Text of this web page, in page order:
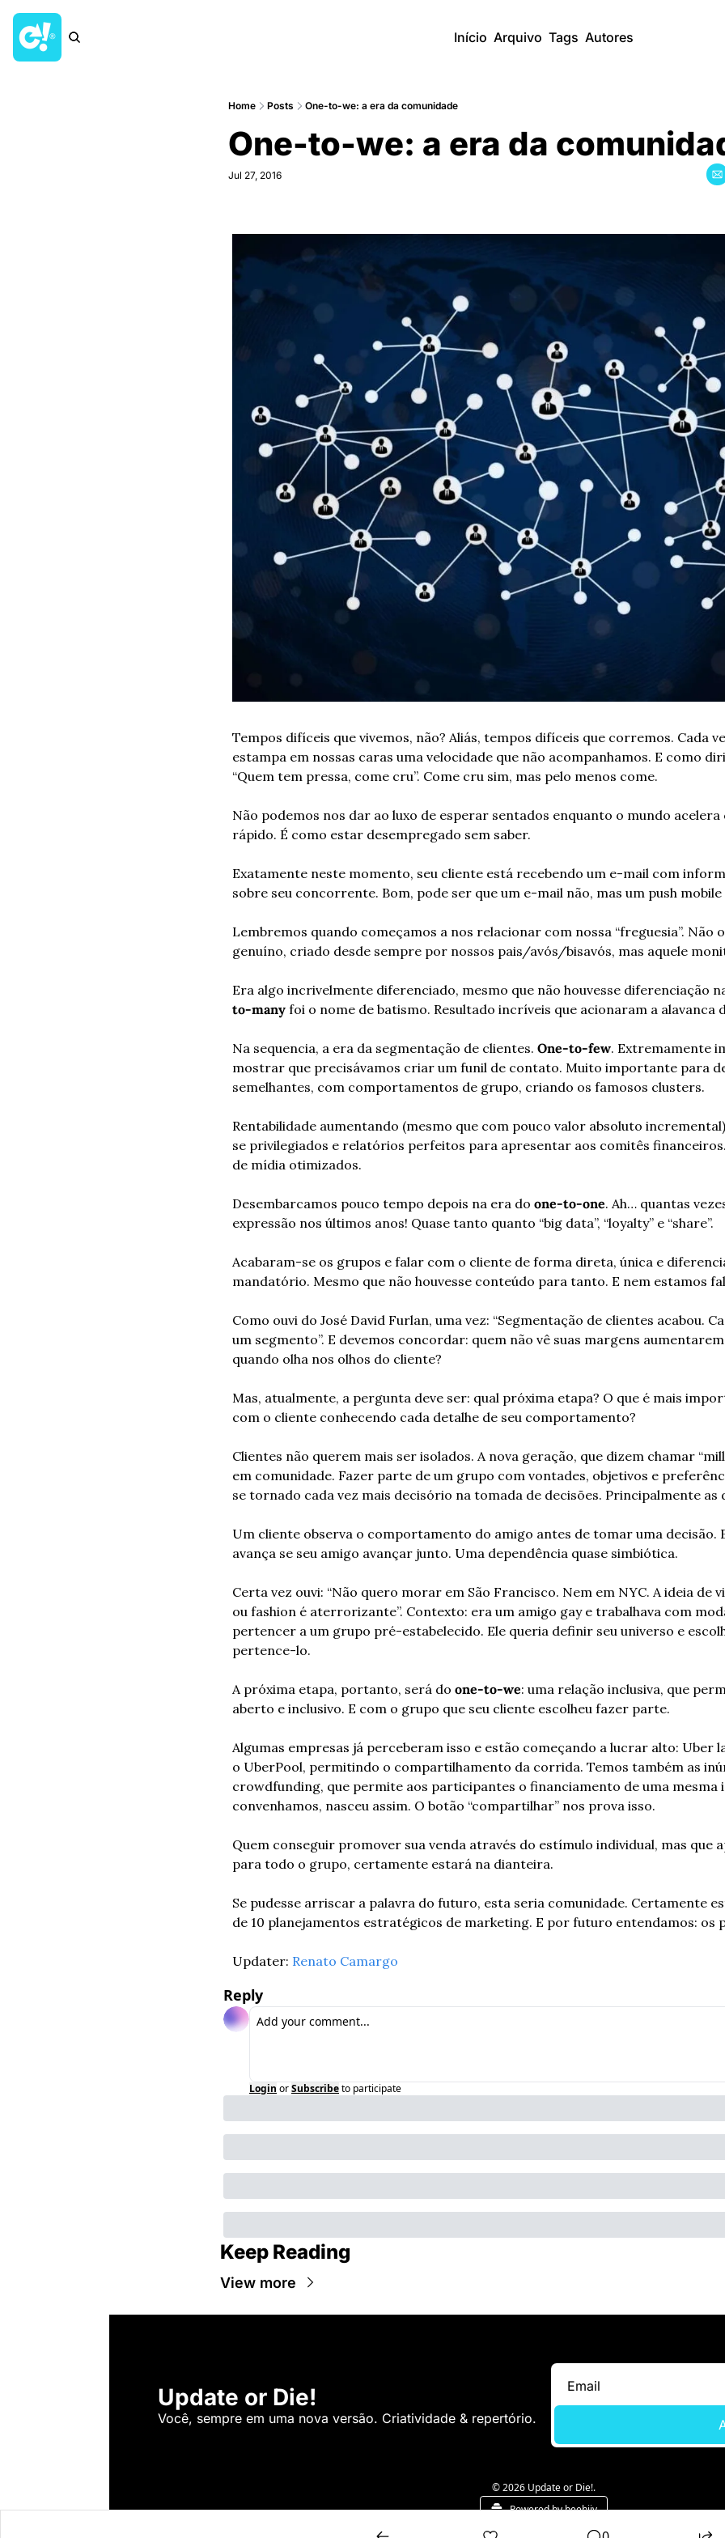
Início Arquivo Tags Autores
Home Posts One-to-we: a era da comunidade
One-to-we: a era da
Jul 27, 2016
Tempos difíceis que vivemos, não? Aliás, tempos difíceis que corremos. Cada
estampa em nossas caras uma velocidade que não acompanhamos. E como
“Quem tem pressa, come cru”. Come cru sim, mas pelo menos come.
Não podemos nos dar ao luxo de esperar sentados enquanto o mundo acelera
rápido. É como estar desempregado sem saber.
Exatamente neste momento, seu cliente está recebendo um e-mail com
sobre seu concorrente. Bom, pode ser que um e-mail não, mas um push
Lembremos quando começamos a nos relacionar com nossa “freguesia”. Não
genuíno, criado desde sempre por nossos pais/avós/bisavós, mas aquele
Era algo incrivelmente diferenciado, mesmo que não houvesse diferenciação
to-many foi o nome de batismo. Resultado incríveis que acionaram a alavanca
Na sequencia, a era da segmentação de clientes. One-to-few. Extremamente
mostrar que precisávamos criar um funil de contato. Muito importante para
semelhantes, com comportamentos de grupo, criando os famosos clusters.
Rentabilidade aumentando (mesmo que com pouco valor absoluto
se privilegiados e relatórios perfeitos para apresentar aos comitês
de mídia otimizados.
Desembarcamos pouco tempo depois na era do one-to-one. Ah… quantas
expressão nos últimos anos! Quase tanto quanto “big data”, “loyalty” e “share”.
Acabaram-se os grupos e falar com o cliente de forma direta, única e
mandatório. Mesmo que não houvesse conteúdo para tanto. E nem estamos
Como ouvi do José David Furlan, uma vez: “Segmentação de clientes acabou.
um segmento”. E devemos concordar: quem não vê suas margens
quando olha nos olhos do cliente?
Mas, atualmente, a pergunta deve ser: qual próxima etapa? O que é mais
com o cliente conhecendo cada detalhe de seu comportamento?
Clientes não querem mais ser isolados. A nova geração, que dizem chamar
em comunidade. Fazer parte de um grupo com vontades, objetivos e
se tornado cada vez mais decisório na tomada de decisões. Principalmente as
Um cliente observa o comportamento do amigo antes de tomar uma decisão.
avança se seu amigo avançar junto. Uma dependência quase simbiótica.
Certa vez ouvi: “Não quero morar em São Francisco. Nem em NYC. A ideia de
ou fashion é aterrorizante”. Contexto: era um amigo gay e trabalhava com
pertencer a um grupo pré-estabelecido. Ele queria definir seu universo e
pertence-lo.
A próxima etapa, portanto, será do one-to-we: uma relação inclusiva, que
aberto e inclusivo. E com o grupo que seu cliente escolheu fazer parte.
Algumas empresas já perceberam isso e estão começando a lucrar alto: Uber
o UberPool, permitindo o compartilhamento da corrida. Temos também as
crowdfunding, que permite aos participantes o financiamento de uma mesma
convenhamos, nasceu assim. O botão “compartilhar” nos prova isso.
Quem conseguir promover sua venda através do estímulo individual, mas que
para todo o grupo, certamente estará na dianteira.
Se pudesse arriscar a palavra do futuro, esta seria comunidade. Certamente
de 10 planejamentos estratégicos de marketing. E por futuro entendamos: os
Updater: Renato Camargo
Reply
Login orSubscribeto participate
Keep Reading
View more
Update or Die!
Você, sempre em uma nova versão. Criatividade & repertório.
© 2026 Update or Die!.
Powered by beehiiv